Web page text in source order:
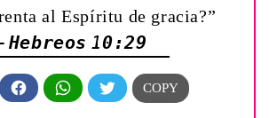
al Espíritu de gracia?”
Hebreos 10:29